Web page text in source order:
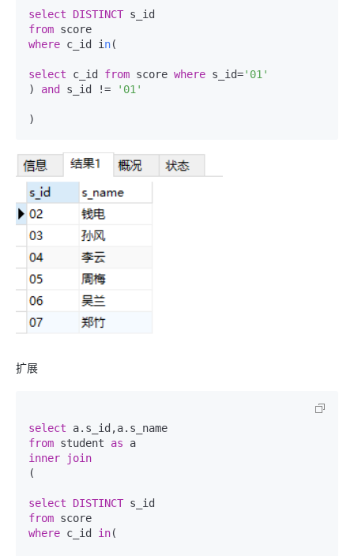
select DISTINCT
from
where c_id i n(
select c_id from score where s_id='01'
) and s_id != '01'
扩展
select
from student as
inner
join
(
select DISTINCT
from
where c_id in(